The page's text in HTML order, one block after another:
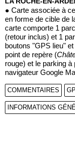
● Carte associée à
en forme de cible de
carte comporte 1
(retour inclus) et 1
boutons "GPS lieu"
point de repère (
rouge) et le parking
navigateur Google
COMMENTAIRES
INFORMATIONS